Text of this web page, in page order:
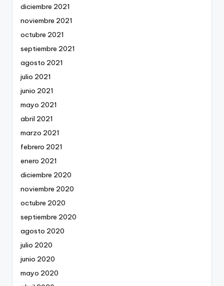
diciembre 2021
noviembre 2021
octubre 2021
septiembre 2021
agosto 2021
julio 2021
junio 2021
mayo 2021
abril 2021
marzo 2021
febrero 2021
enero 2021
diciembre 2020
noviembre 2020
octubre 2020
septiembre 2020
agosto 2020
julio 2020
junio 2020
mayo 2020